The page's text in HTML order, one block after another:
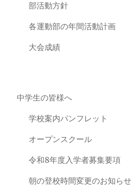
部活動方針
各運動部の年間活動計画
大会成績
中学生の皆様へ
学校案内パンフレット
オープンスクール
令和8年度入学者募集要項
朝の登校時間変更のお知らせ